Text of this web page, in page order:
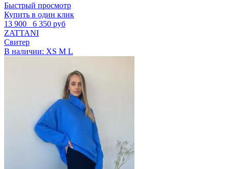
Быстрый просмотр
Купить в один клик
13 900
6 350 руб
ZATTANI
Свитер
В наличии: XS M L